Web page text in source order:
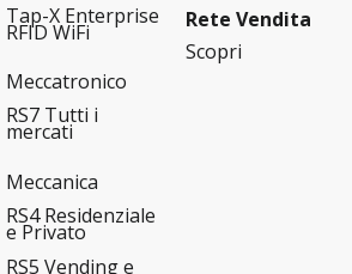
Tap-X Enterprise
RFID WiFi
Meccatronico
RS7 Tutti i
mercati
Meccanica
RS4 Residenziale
e Privato
RS5 Vending e
Rete Vendita
Scopri